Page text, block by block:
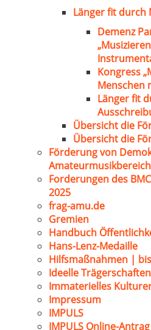
Länger fit durch
Demenz
Kongress
Menschen
Länger fit
Übersicht die
Übersicht die
Förderung von
Amateurmusikbereich
Forderungen des
2025
frag-amu.de
Gremien
Handbuch
Hans-Lenz-Medaille
Hilfsmaßnahmen | bis
Ideelle
Immaterielles
Impressum
IMPULS
IMPULS Online-Antrag